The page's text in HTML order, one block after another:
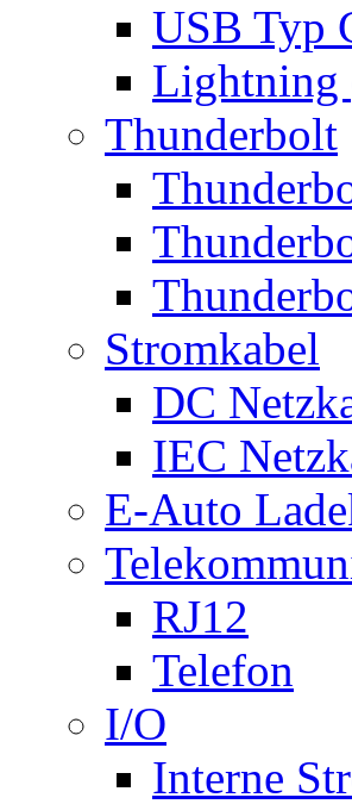
USB Typ
Lightning
Thunderbolt
Stromkabel
DC
IEC
E-Auto
RJ12
Telefon
I/O
Interne